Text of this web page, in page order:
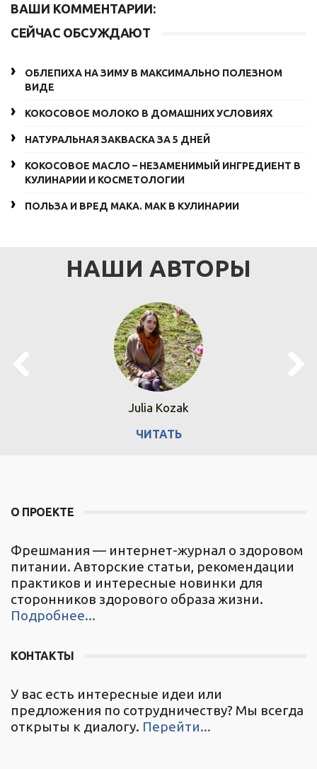
ВАШИ КОММЕНТАРИИ:
СЕЙЧАС ОБСУЖДАЮТ
ОБЛЕПИХА НА ЗИМУ В МАКСИМАЛЬНО ПОЛЕЗНОМ
ВИДЕ
КОКОСОВОЕ МОЛОКО В ДОМАШНИХ УСЛОВИЯХ
НАТУРАЛЬНАЯ ЗАКВАСКА ЗА 5 ДНЕЙ
КОКОСОВОЕ МАСЛО – НЕЗАМЕНИМЫЙ ИНГРЕДИЕНТ В
КУЛИНАРИИ И КОСМЕТОЛОГИИ
ПОЛЬЗА И ВРЕД МАКА. МАК В КУЛИНАРИИ
НАШИ АВТОРЫ
Julia Kozak
ЧИТАТЬ
О ПРОЕКТЕ
Фрешмания — интернет-журнал о здоровом
питании. Авторские статьи, рекомендации
практиков и интересные новинки для
сторонников здорового образа жизни.
Подробнее...
КОНТАКТЫ
У вас есть интересные идеи или
предложения по сотрудничеству? Мы всегда
открыты к диалогу. Перейти...